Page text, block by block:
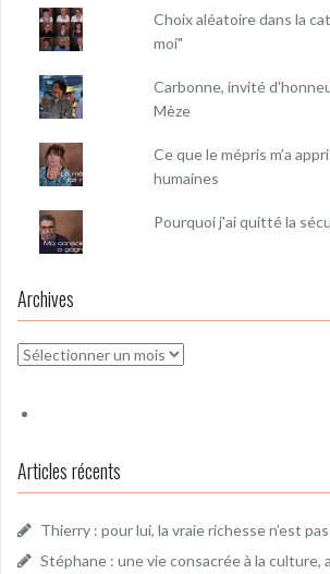
Choix aléatoire dans la
moi"
Carbonne, invité
Mèze
Ce que le mépris m’a
humaines
Pourquoi j'ai quitté la
Archives
Archives
Articles récents
Thierry : pour lui, la vraie richesse n’est
Stéphane : une vie consacrée à la culture,